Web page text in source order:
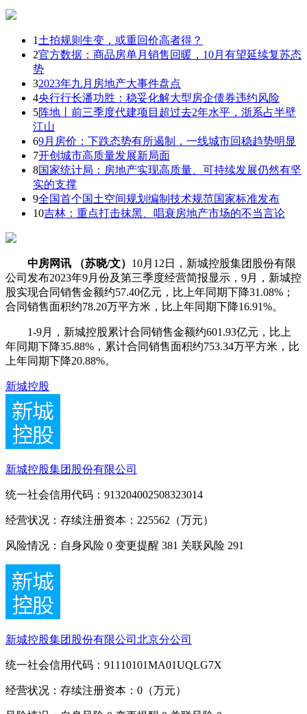
1 土拍规则生变，或重回价高者得？
2官方数据：商品房单月销售回暖，10月有望延续复苏态
势
32023年九月房地产大事件盘点
4央行行长潘功胜：稳妥化解大型房企债券违约风险
5阵地丨前三季度代建项目超过去2年水平，浙系占半壁
江山
69月房价：下跌态势有所遏制，一线城市回稳趋势明显
7开创城市高质量发展新局面
8国家统计局：房地产实现高质量、可持续发展仍然有坚
实的支撑
9全国首个国土空间规划编制技术规范国家标准发布
10吉林：重点打击抹黑、唱衰房地产市场的不当言论
中房网讯 （苏晓/文） 10月12日，新城控股集团股份有限
公司发布2023年9月份及第三季度经营简报显示，9月，新城控
股实现合同销售金额约57.40亿元，比上年同期下降31.08%；
合同销售面积约78.20万平方米，比上年同期下降16.91%。
1-9月，新城控股累计合同销售金额约601.93亿元，比上
年同期下降35.88%，累计合同销售面积约753.34万平方米，比
上年同期下降20.88%。
新城控股
新城控股集团股份有限公司
统一社会信用代码：913204002508323014
经营状况：存续注册资本：225562（万元）
风险情况：自身风险 0 变更提醒 381 关联风险 291
新城控股集团股份有限公司北京分公司
统一社会信用代码：91110101MA01UQLG7X
经营状况：存续注册资本：0（万元）